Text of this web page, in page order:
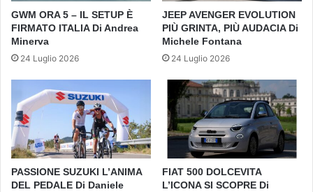
GWM ORA 5 – IL SETUP È
FIRMATO ITALIA Di Andrea
Minerva
24 Luglio 2026
JEEP AVENGER EVOLUTION
PIÙ GRINTA, PIÙ AUDACIA Di
Michele Fontana
24 Luglio 2026
PASSIONE SUZUKI L’ANIMA
DEL PEDALE Di Daniele
FIAT 500 DOLCEVITA
L’ICONA SI SCOPRE Di